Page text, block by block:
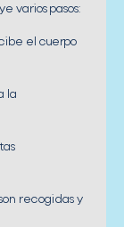
varios pasos:
el cuerpo
la
recogidas y